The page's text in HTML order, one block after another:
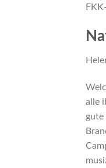
alle
gute